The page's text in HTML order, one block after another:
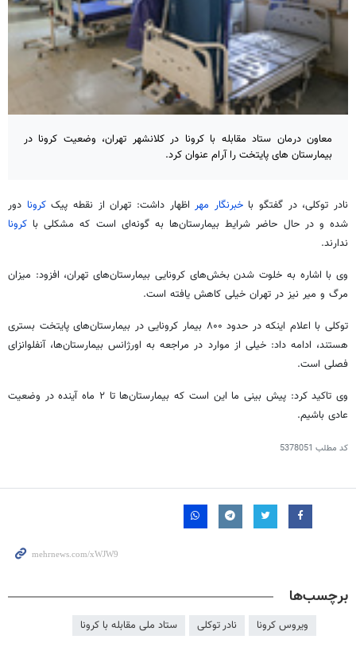
معاون درمان ستاد مقابله با کرونا در کلانشهر تهران، وضعیت کرونا در
بیمارستان های پایتخت را آرام عنوان کرد.
نادر توکلی، در گفتگو با خبرنگار مهر اظهار داشت: تهران از نقطه پیککرونا دور
شده ودر حال حاضر شرایط بیمارستان‌ها به گونه‌ای است که مشکلی با کرونا
ندارند.
وی با اشاره به خلوت شدن بخش‌های کرونایی بیمارستان‌های تهران، افزود: میزان
مرگ و میر نیز در تهران خیلی کاهش یافته است.
توکلی با اعلام اینکه در حدود ۸۰۰ بیمار کرونایی در بیمارستان‌های پایتخت بستری
هستند، ادامه داد: خیلی از موارد در مراجعه به اورژانس بیمارستان‌ها،آنفلوانزای
فصلی است.
وی تاکید کرد: پیش بینی ما این است که بیمارستان‌ها تا ۲ ماه آینده در وضعیت
عادی باشیم.
کد مطلب 5378051
برچسب‌ها
ویروس کرونا نادر توکلی ستاد ملی مقابله با کرونا